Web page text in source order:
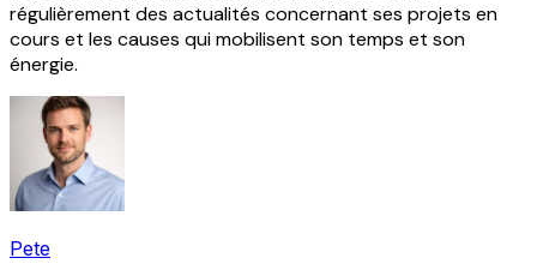
régulièrement des actualités concernant ses projets en
cours et les causes qui mobilisent son temps et son
énergie.
Pete